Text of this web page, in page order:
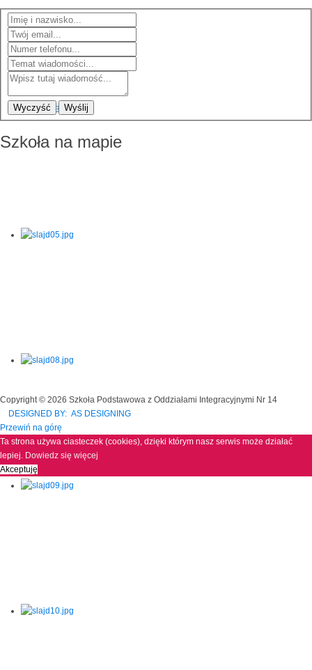
Wyczyść Wyślij
Szkoła na mapie
Copyright © 2026 Szkoła Podstawowa z Oddziałami Integracyjnymi Nr 14
DESIGNED BY: AS DESIGNING
Przewiń na górę
Ta strona używa ciasteczek (cookies), dzięki którym nasz serwis może działać
lepiej. Dowiedz się więcej
Akceptuję